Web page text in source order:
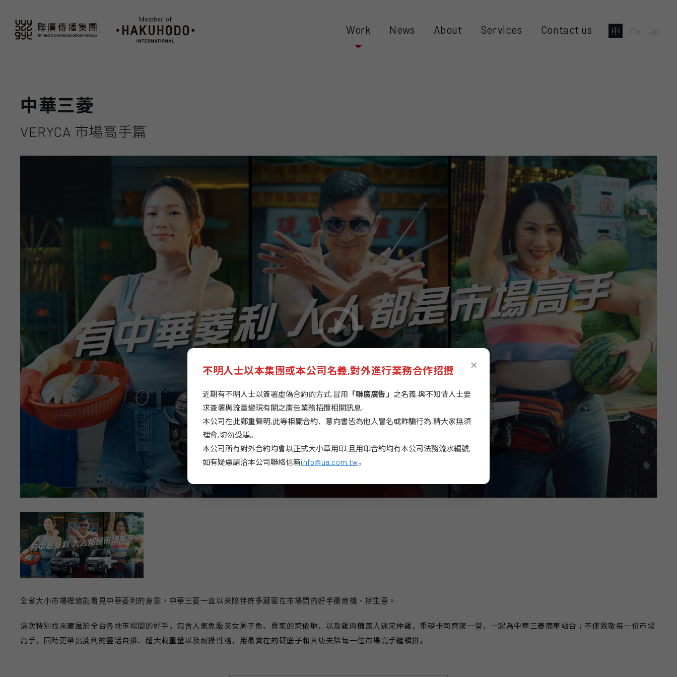
Work News About Services Contact us 中 En Jp
中華三菱
VERYCA 市場高手篇
全省大小市場裡總能看見中華菱利的身影，中華三菱一直以來陪伴許多藏匿在市場間的好手衝商機、拼生意。
這次特別找來藏匿於全台各地市場間的好手，包含人氣魚販美女周子魚、賣菜的菜依琳，以及雞肉攤萬人迷宋仲雞，重磅卡司齊聚一堂，一起為中華三菱商車站台；不僅致敬每一位市場
高手，同時更帶出菱利的靈活自排、超大載重量以及耐操性格，用最實在的硬底子和真功夫陪每一位市場高手繼續拼。
×
不明人士以本集團或本公司名義,對外進行業務合作招攬
近期有不明人士以簽署虛偽合約的方式,冒用 「聯廣廣告」 之名義,與不知情人士要
求簽署與流量變現有關之廣告業務招攬相關訊息,
本公司在此鄭重聲明,此等相關合約、意向書皆為他人冒名或詐騙行為,請大家無須
理會,切勿受騙。
本公司所有對外合約均會以正式大小章用印,且用印合約均有本公司法務流水編號,
如有疑慮請洽本公司聯絡信箱info@ua.com.tw。